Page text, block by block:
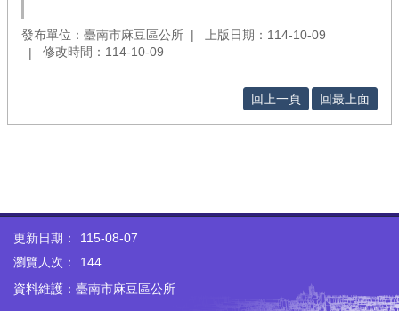
發布單位：臺南市麻豆區公所
上版日期：114-10-09
修改時間：114-10-09
回上一頁 回最上面
更新日期：
115-08-07
瀏覽人次：
144
資料維護：臺南市麻豆區公所